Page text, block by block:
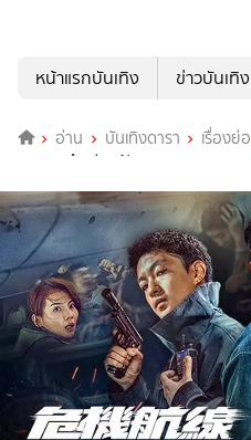
หน้าแรกบันเทิง
ข่าวบันเทิง
อ่าน บันเทิงดารา เรื่องย่อ
Forces ยึดเสียดฟ้า